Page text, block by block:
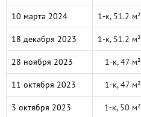
10 марта 2024 1-к, 51.2 м²
18 декабря 2023 1-к, 51.2 м²
28 ноября 2023 1-к, 47 м²
11 октября 2023 1-к, 47 м²
3 октября 2023 1-к, 50 м²